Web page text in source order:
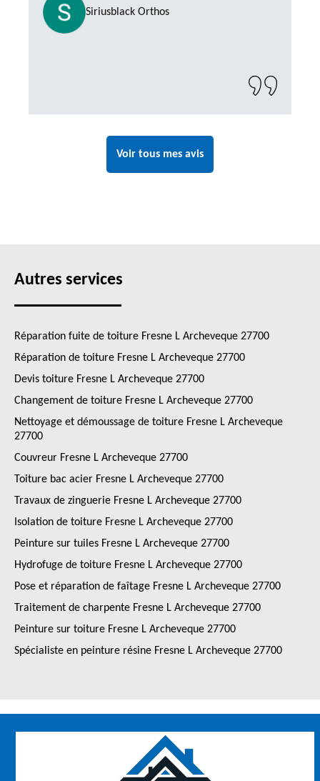
Siriusblack Orthos
Voir tous mes avis
Autres services
Réparation fuite de toiture Fresne L Archeveque 27700
Réparation de toiture Fresne L Archeveque 27700
Devis toiture Fresne L Archeveque 27700
Changement de toiture Fresne L Archeveque 27700
Nettoyage et démoussage de toiture Fresne L Archeveque
27700
Couvreur Fresne L Archeveque 27700
Toiture bac acier Fresne L Archeveque 27700
Travaux de zinguerie Fresne L Archeveque 27700
Isolation de toiture Fresne L Archeveque 27700
Peinture sur tuiles Fresne L Archeveque 27700
Hydrofuge de toiture Fresne L Archeveque 27700
Pose et réparation de faîtage Fresne L Archeveque 27700
Traitement de charpente Fresne L Archeveque 27700
Peinture sur toiture Fresne L Archeveque 27700
Spécialiste en peinture résine Fresne L Archeveque 27700